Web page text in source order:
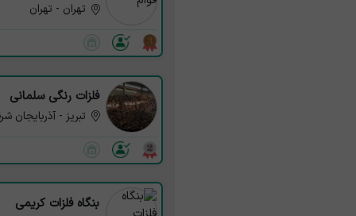
تهران - تهران
فلزات رنگی سلمانی
تبریز - آذربایجان
بنگاه فلزات کریمی